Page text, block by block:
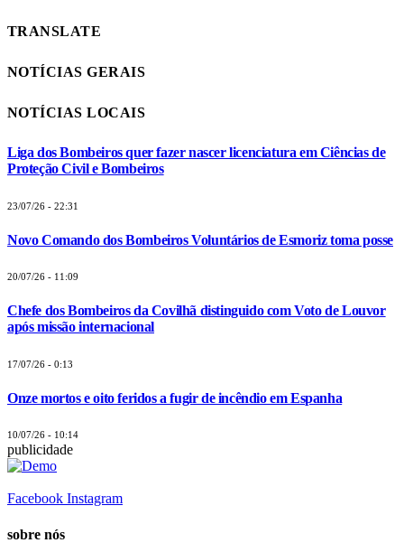
TRANSLATE
NOTÍCIAS GERAIS
NOTÍCIAS LOCAIS
Liga dos Bombeiros quer fazer nascer licenciatura em Ciências de
Proteção Civil e Bombeiros
23/07/26 - 22:31
Novo Comando dos Bombeiros Voluntários de Esmoriz toma posse
20/07/26 - 11:09
Chefe dos Bombeiros da Covilhã distinguido com Voto de Louvor
após missão internacional
17/07/26 - 0:13
Onze mortos e oito feridos a fugir de incêndio em Espanha
10/07/26 - 10:14
publicidade
Facebook Instagram
sobre nós